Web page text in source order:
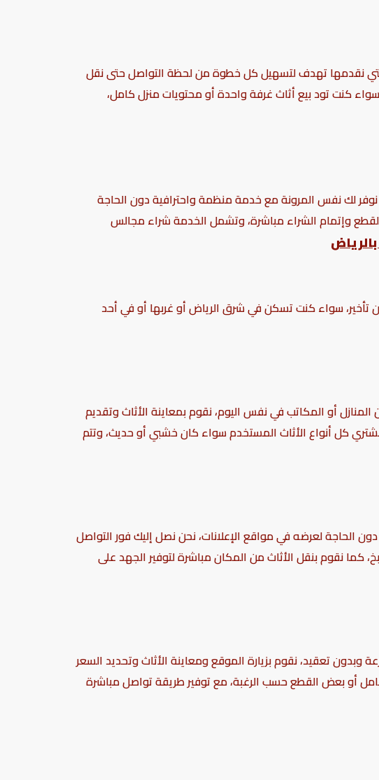
نقدمها تهدف لتسهيل كل خطوة من لحظة التواصل حتى نقل
كنت تود بيع أثاث غرفة واحدة أو محتويات منزل كامل،
لك نفس المرونة مع خدمة منظمة واحترافية دون الحاجة
وإتمام الشراء مباشرة، وتشمل الخدمة شراء مجالس
سواء كنت تسكن في شرق الرياض أو غربها أو في أحد
أو المكاتب في نفس اليوم، نقوم بمعاينة الأثاث وتقديم
كل أنواع الأثاث المستخدم سواء كان خشبي أو حديث، وتتم
الحاجة لعرضه في مواقع الإعلانات، نحن نصل إليك فور التواصل
كما نقوم بنقل الأثاث من المكان مباشرة لتوفير الجهد على
تعقيد، نقوم بزيارة الموقع ومعاينة الأثاث وتحديد السعر
أو بعض القطع حسب الرغبة، مع توفير طريقة تواصل مباشرة